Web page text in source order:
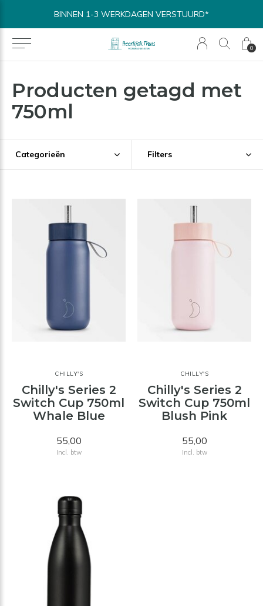
0
BINNEN 1-3 WERKDAGEN VERSTUURD*
Producten getagd met
750ml
Categorieën Filters
CHILLY'S
Chilly's Series 2
Switch Cup 750ml
Whale Blue
55,00
Incl. btw
CHILLY'S
Chilly's Series 2
Switch Cup 750ml
Blush Pink
55,00
Incl. btw